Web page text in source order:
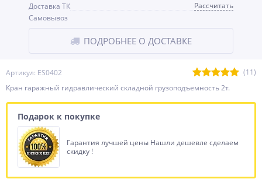
Артикул: ES0402
(11)
Кран гаражный гидравлический складной грузоподъемность 2т.
Подарок к покупке
Гарантия лучшей цены Нашли дешевле сделаем
скидку !
Доставка ТК
Рассчитать
Самовывоз
ПОДРОБНЕЕ О ДОСТАВКЕ